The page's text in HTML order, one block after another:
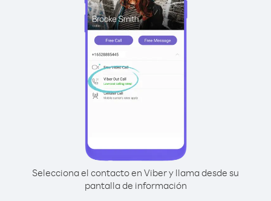
Selecciona el contacto en Viber y llama desde su
pantalla de información